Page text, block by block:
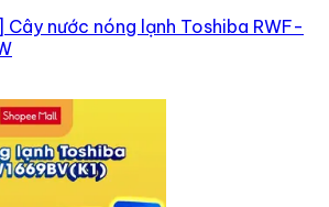
Cây nước nóng lạnh Toshiba RWF-